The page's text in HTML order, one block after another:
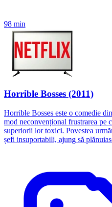
98 min
Horrible Bosses (2011)
Horrible Bosses este o comedie
mod neconvențional frustrarea pe
superiorii lor toxici. Povestea
șefi insuportabili, ajung să